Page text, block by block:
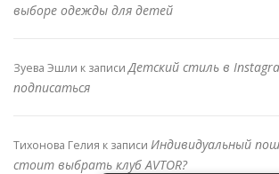
выборе одежды для детей
Зуева Эшли к записиДетский стиль в
подписаться
Тихонова Гелия к записи Индивидуальный
стоит выбрать клуб AVTOR?